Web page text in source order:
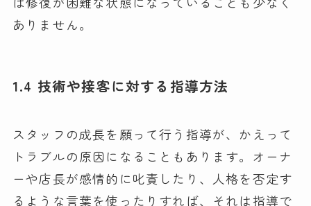
ありません。
1.4 技術や接客に対する指導方法
スタッフの成長を願って行う指導が、かえって
トラブルの原因になることもあります。オーナ
ーや店長が感情的に叱責したり、人格を否定す
るような言葉を使ったりすれば、それは指導で